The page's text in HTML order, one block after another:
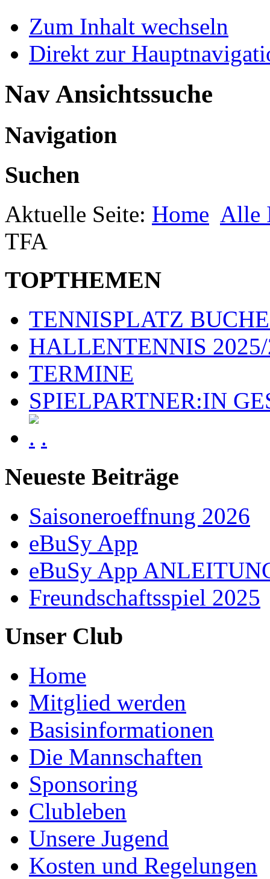
Zum Inhalt wechseln
Direkt zur
Nav Ansichtssuche
Navigation
Suchen
Aktuelle Seite: Home Alle
TFA
TOPTHEMEN
TENNISPLATZ
HALLENTENNIS
TERMINE
SPIELPARTNER:IN
.
Neueste Beiträge
Saisoneroeffnung 2026
eBuSy App
eBuSy App
Freundschaftsspiel 2025
Unser Club
Home
Mitglied werden
Basisinformationen
Die Mannschaften
Sponsoring
Clubleben
Unsere Jugend
Kosten und Regelungen